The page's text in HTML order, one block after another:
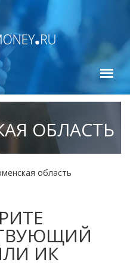
ОБЛАСТЬ
область
ИК